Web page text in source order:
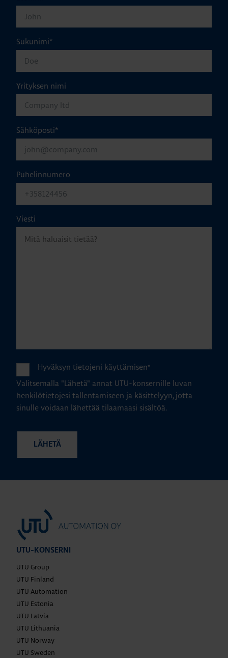
Sukunimi*
Yrityksen nimi
Sähköposti*
Puhelinnumero
Viesti
Hyväksyn tietojeni käyttämisen*
Valitsemalla "Lähetä" annat UTU-konsernille luvan
henkilötietojesi tallentamiseen ja käsittelyyn, jotta
sinulle voidaan lähettää tilaamaasi sisältöä.
UTU-KONSERNI
UTU Group
UTU Finland
UTU Automation
UTU Estonia
UTU Latvia
UTU Lithuania
UTU Norway
UTU Sweden